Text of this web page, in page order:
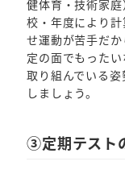
健体育・技術家
校・年度により
せ運動が苦手だ
定の面でもった
取り組んでいる
しましょう。
③定期テスト